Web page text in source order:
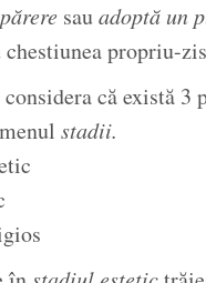
sauadoptă un
chestiunea propriu-
că există
stadii.